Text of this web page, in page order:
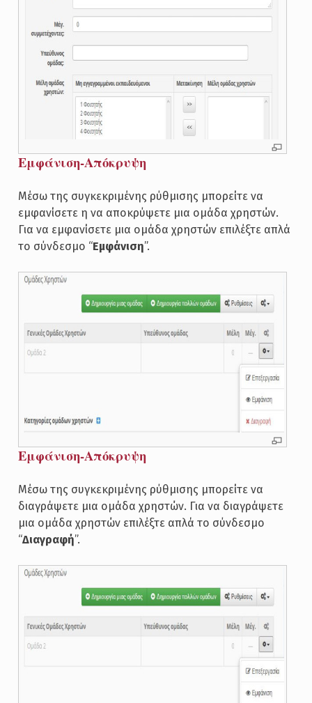
Εμφάνιση-Απόκρυψη
Μέσω της συγκεκριμένης ρύθμισης μπορείτε να
εμφανίσετε η να αποκρύψετε μια ομάδα χρηστών.
Για να εμφανίσετε μια ομάδα χρηστών επιλέξτε απλά
το σύνδεσμο “Εμφάνιση”.
Εμφάνιση-Απόκρυψη
Μέσω της συγκεκριμένης ρύθμισης μπορείτε να
διαγράψετε μια ομάδα χρηστών. Για να διαγράψετε
μια ομάδα χρηστών επιλέξτε απλά το σύνδεσμο
“Διαγραφή”.